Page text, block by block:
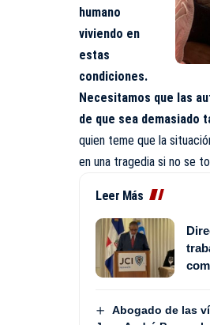
humano
viviendo en
estas
condiciones.
Necesitamos que las
de que sea demasiado
quien teme que la
en una tragedia si no se
Leer Más
Abogado de las